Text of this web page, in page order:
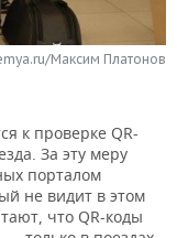
Максим Платонов
к проверке QR-
За эту меру
порталом
не видит в этом
что QR-коды